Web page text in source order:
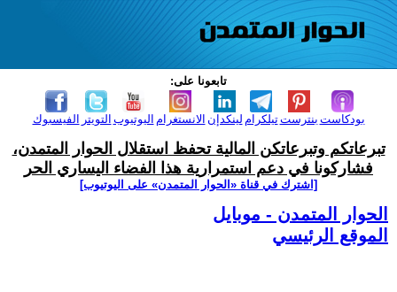
تابعونا على:
الفيسبوك التويتر اليوتيوب الانستغرام لينكدإن تيلكرامبنترست بودكاست
تبرعاتكم وتبرعاتكن المالية تحفظ استقلال الحوار المتمدن،
فشاركونا في دعم استمرارية هذا الفضاء اليساري الحر
[اشترك في قناة ‫«الحوار المتمدن» على اليوتيوب]
الحوار المتمدن - موبايل
الموقع الرئيسي